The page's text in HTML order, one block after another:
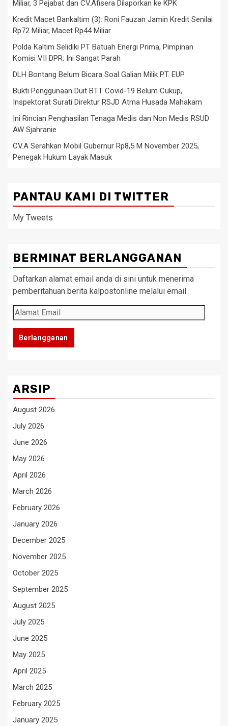
Miliar, 3 Pejabat dan CV.Afisera Dilaporkan ke KPK
Kredit Macet Bankaltim (3): Roni Fauzan Jamin Kredit Senilai
Rp72 Miliar, Macet Rp44 Miliar
Polda Kaltim Selidiki PT Batuah Energi Prima, Pimpinan
Komisi VII DPR: Ini Sangat Parah
DLH Bontang Belum Bicara Soal Galian Milik PT. EUP
Bukti Penggunaan Duit BTT Covid-19 Belum Cukup,
Inspektorat Surati Direktur RSJD Atma Husada Mahakam
Ini Rincian Penghasilan Tenaga Medis dan Non Medis RSUD
AW Sjahranie
CV.A Serahkan Mobil Gubernur Rp8,5 M November 2025,
Penegak Hukum Layak Masuk
PANTAU KAMI DI TWITTER
My Tweets
BERMINAT BERLANGGANAN
Daftarkan alamat email anda di sini untuk menerima
pemberitahuan berita kalpostonline melalui email
Alamat
Email
Berlangganan
ARSIP
August 2026
July 2026
June 2026
May 2026
April 2026
March 2026
February 2026
January 2026
December 2025
November 2025
October 2025
September 2025
August 2025
July 2025
June 2025
May 2025
April 2025
March 2025
February 2025
January 2025